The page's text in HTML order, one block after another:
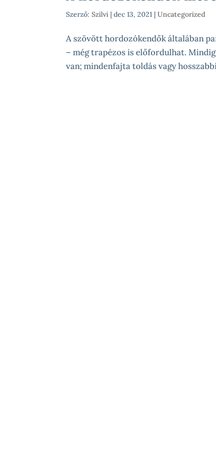
Szerző:Szilvi |dec 13, 2021 |Uncategorized
A szövött hordozókendők általában
– még trapézos is előfordulhat.
van; mindenfajta toldás vagy